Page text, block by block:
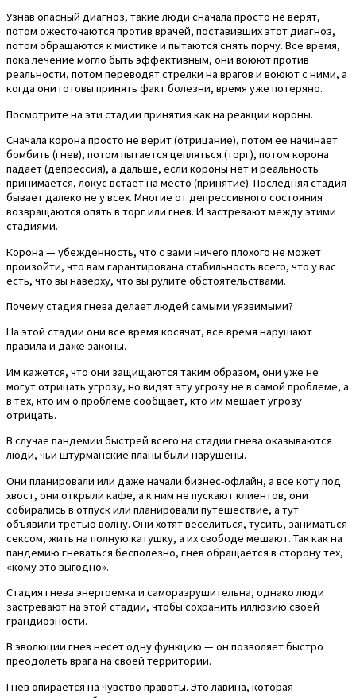
Узнав опасный диагноз, такие люди сначала просто не верят,
потом ожесточаются против врачей, поставивших этот диагноз,
потом обращаются к мистике и пытаются снять порчу. Все время,
пока лечение могло быть эффективным, они воюют против
реальности, потом переводят стрелки на врагов и воюют с ними, а
когда они готовы принять факт болезни, время уже потеряно.
Посмотрите на эти стадии принятия как на реакции короны.
Сначала корона просто не верит (отрицание), потом ее начинает
бомбить (гнев), потом пытается цепляться (торг), потом корона
падает (депрессия), а дальше, если короны нет и реальность
принимается, локус встает на место (принятие). Последняя стадия
бывает далеко не у всех. Многие от депрессивного состояния
возвращаются опять в торг или гнев. И застревают между этими
стадиями.
Корона — убежденность, что с вами ничего плохого не может
произойти, что вам гарантирована стабильность всего, что у вас
есть, что вы наверху, что вы рулите обстоятельствами.
Почему стадия гнева делает людей самыми уязвимыми?
На этой стадии они все время косячат, все время нарушают
правила и даже законы.
Им кажется, что они защищаются таким образом, они уже не
могут отрицать угрозу, но видят эту угрозу не в самой проблеме, а
в тех, кто им о проблеме сообщает, кто им мешает угрозу
отрицать.
В случае пандемии быстрей всего на стадии гнева оказываются
люди, чьи штурманские планы были нарушены.
Они планировали или даже начали бизнес-офлайн, а все коту под
хвост, они открыли кафе, а к ним не пускают клиентов, они
собирались в отпуск или планировали путешествие, а тут
объявили третью волну. Они хотят веселиться, тусить, заниматься
сексом, жить на полную катушку, а их свободе мешают. Так как на
пандемию гневаться бесполезно, гнев обращается в сторону тех,
«кому это выгодно».
Стадия гнева энергоемка и саморазрушительна, однако люди
застревают на этой стадии, чтобы сохранить иллюзию своей
грандиозности.
В эволюции гнев несет одну функцию — он позволяет быстро
преодолеть врага на своей территории.
Гнев опирается на чувство правоты. Это лавина, которая